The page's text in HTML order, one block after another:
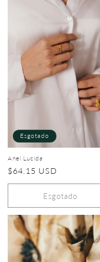
Esgotado
Anel Lucida
Preço
normal
$64.15 USD
Esgotado